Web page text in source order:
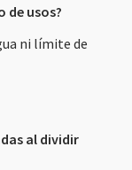
de usos?
ni límite de
al dividir